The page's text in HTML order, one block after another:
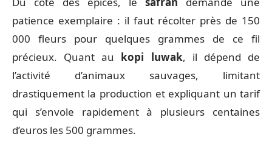
patience exemplaire : il faut récolter près de 150
000 fleurs pour quelques grammes de ce fil
précieux. Quant au kopi luwak, il dépend de
l’activité d’animaux sauvages, limitant
drastiquement la production et expliquant un tarif
qui s’envole rapidement à plusieurs centaines
d’euros les 500 grammes.